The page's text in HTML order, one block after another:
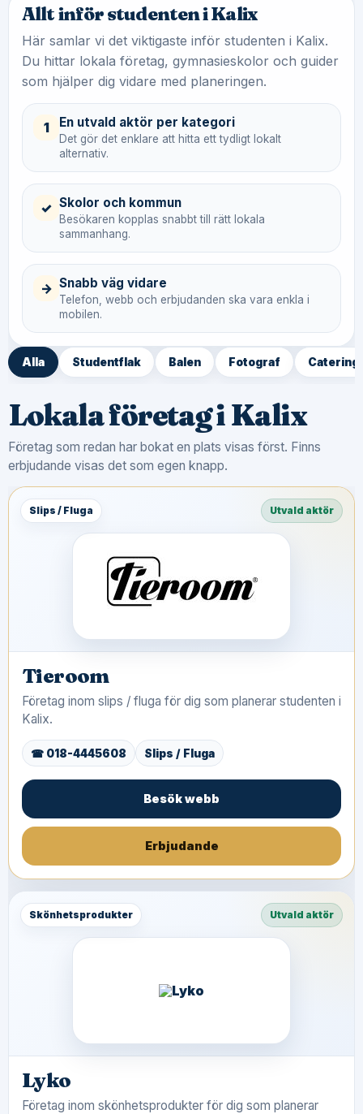
Allt inför studenten i Kalix
Här samlar vi det viktigaste inför studenten i Kalix.
Du hittar lokala företag, gymnasieskolor och guider
som hjälper dig vidare med planeringen.
1 En utvald aktör per kategori
Det gör det enklare att hitta ett tydligt lokalt
alternativ.
✓ Skolor och kommun
Besökaren kopplas snabbt till rätt lokala
sammanhang.
→ Snabb väg vidare
Telefon, webb och erbjudanden ska vara enkla i
mobilen.
Alla Studentflak Balen Fotograf Catering
Lokala företag i Kalix
Företag som redan har bokat en plats visas först. Finns
erbjudande visas det som egen knapp.
Slips / Fluga Utvald aktör
Tieroom
Företag inom slips / fluga för dig som planerar studenten i
Kalix.
☎ 018-4445608 Slips / Fluga
Besök webb
Erbjudande
Skönhetsprodukter Utvald aktör
Lyko
Företag inom skönhetsprodukter för dig som planerar